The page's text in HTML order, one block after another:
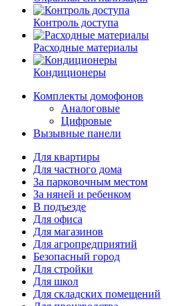
Контроль доступа
Расходные материалы
Кондиционеры
Комплекты домофонов
Аналоговые
Цифровые
Вызывные панели
Для квартиры
Для частного дома
За парковочным местом
За няней и ребенком
В подъезде
Для офиса
Для магазинов
Для агропредприятий
Безопасный город
Для стройки
Для школ
Для складских помещений